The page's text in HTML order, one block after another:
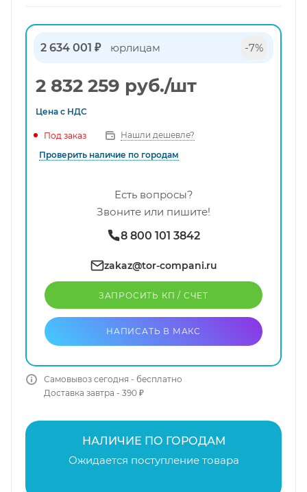
2 634 001 ₽ юрлицам -7%
2 832 259 руб./шт
Цена с НДС
Под заказ
Нашли дешевле?
Проверить наличие по городам
Есть вопросы?
Звоните или пишите!
8 800 101 3842
zakaz@tor-compani.ru
ЗАПРОСИТЬ КП / CЧЕТ
НАПИСАТЬ В МАКС
Самовывоз сегодня - бесплатно
Доставка завтра - 390 ₽
НАЛИЧИЕ ПО ГОРОДАМ
Ожидается поступление товара